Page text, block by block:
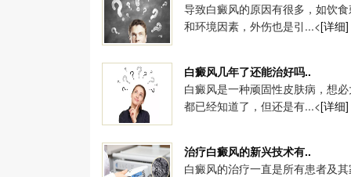
导致白癜风的原因有很多，如饮
和环境因素，外伤也是引...<[详细]
白癜风几年了还能治好吗..
白癜风是一种顽固性皮肤病，想
都已经知道了，但还是有...<[详细]
治疗白癜风的新兴技术有..
白癜风的治疗一直是所有患者及